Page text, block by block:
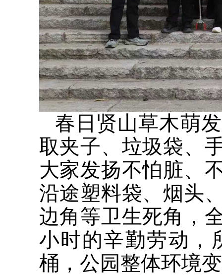
春日贤山草木萌
取夹子、垃圾袋、
大家发扬不怕脏、
沿途塑料袋、烟头
边角等卫生死角，
小时的辛勤劳动，
桶，公园整体环境